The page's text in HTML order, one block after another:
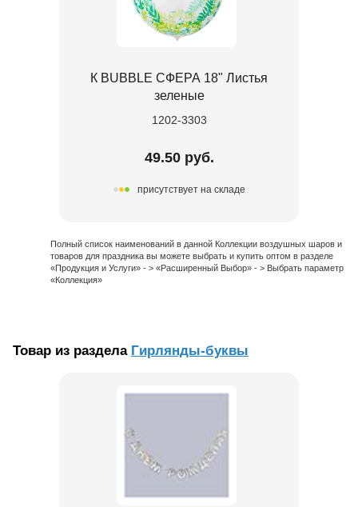
К BUBBLE СФЕРА 18" Листья
зеленые
1202-3303
49.50 руб.
присутствует на складе
Полный список наименований в данной Коллекции воздушных шаров и
товаров для праздника вы можете выбрать и купить оптом в разделе
«Продукция и Услуги» - > «Расширенный Выбор» - > Выбрать параметр
«Коллекция»
Товар из раздела Гирлянды-буквы